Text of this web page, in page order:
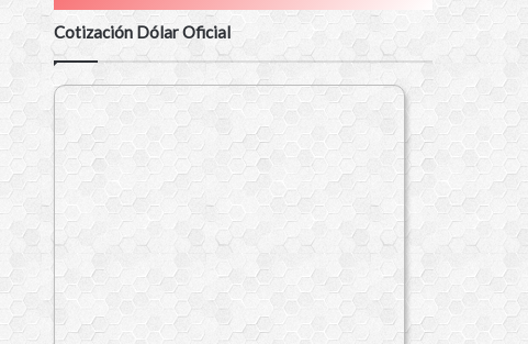
Cotización Dólar Oficial